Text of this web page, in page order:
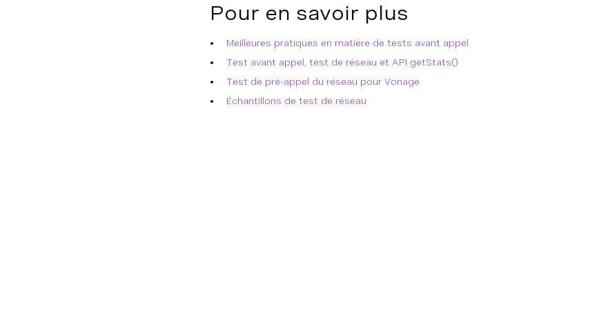
Pour en savoir plus
Meilleures pratiques en matière de tests avant appel
Test avant appel, test de réseau et API getStats()
Test de pré-appel du réseau pour Vonage
Échantillons de test de réseau